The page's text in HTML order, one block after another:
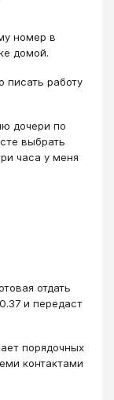
номер в
домой.
писать работу
дочери по
выбрать
часа у меня
отдать
и передаст
порядочных
контактами